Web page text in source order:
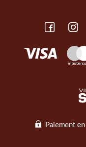
Paiement